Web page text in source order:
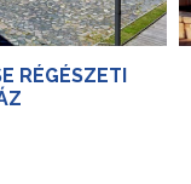
RÉGÉSZETI